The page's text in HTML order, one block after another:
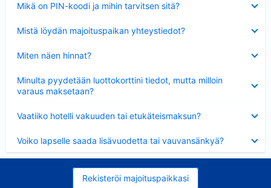
Mikä on PIN-koodi ja mihin tarvitsen sitä?
Mistä löydän majoituspaikan yhteystiedot?
Miten näen hinnat?
Minulta pyydetään luottokorttini tiedot, mutta milloin
varaus maksetaan?
Vaatiiko hotelli vakuuden tai etukäteismaksun?
Voiko lapselle saada lisävuodetta tai vauvansänkyä?
Rekisteröi majoituspaikkasi